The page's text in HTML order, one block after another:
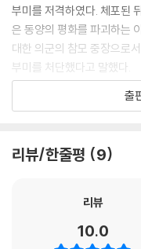
부미를 저격하였다. 체포된
은 동양의 평화를 파괴하는
대한 의군의 참모 중장으로
부미를 처단했다고 말했다.
안중근이 시대의 한계를 뛰
단지 동맹을 맺으며 동지들
독립운동 진영에 큰 힘을 불
히도 안중근은 이토 히로부
출
리뷰/한줄평 9
리뷰
10.0